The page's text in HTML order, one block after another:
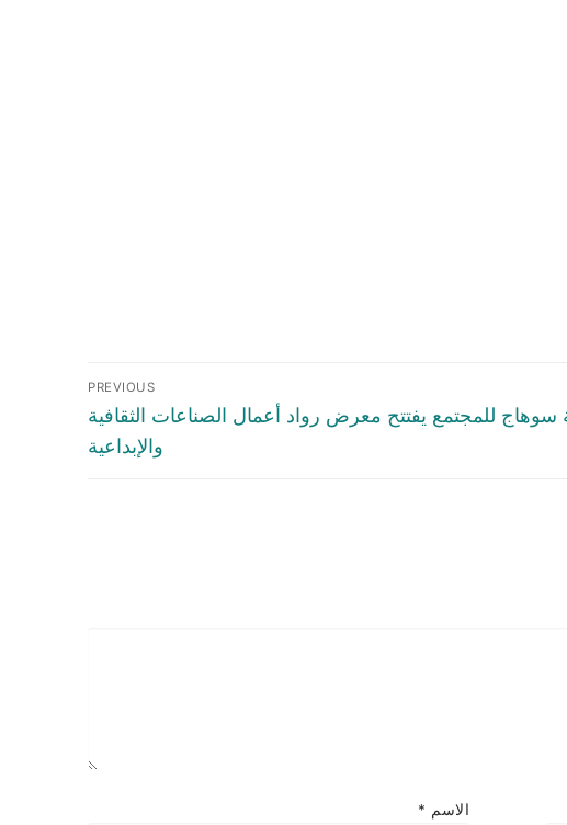
PREVIOUS
سوهاج للمجتمع يفتتح معرض رواد أعمال الصناعات الثقافية
والإبداعية
الاسم *